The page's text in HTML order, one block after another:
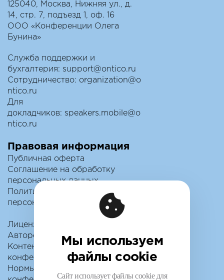
125040, Москва, Нижняя ул., д.
14, стр. 7, подъезд 1, оф. 16
ООО «Конференции Олега
Бунина»
Служба поддержки и
бухгалтерия: support@ontico.ru
Сотрудничество: organization@o
ntico.ru
Для
докладчиков: speakers.mobile@o
ntico.ru
Правовая информация
Публичная оферта
Соглашение на обработку
персональных данных
Политика обработки
персональных данных
Лицензионный договор с
Автором
Контентная политика
конференции
Нормы поведения для
Мы используем
файлы cookie
Сайт использует файлы cookie для